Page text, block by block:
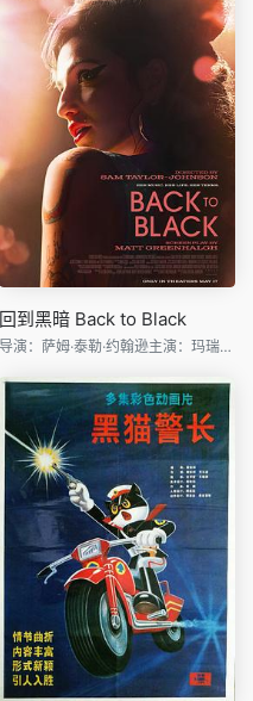
回到黑暗 Back to Black
导演：萨姆·泰勒·约翰逊主演：玛瑞萨·阿贝拉/杰克·奥康奈